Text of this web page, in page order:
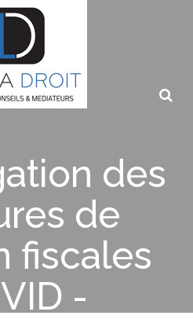
des
de
fiscales
-